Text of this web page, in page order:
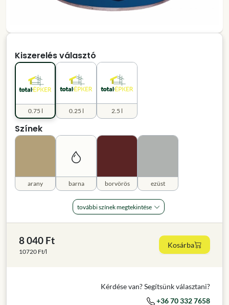
Kiszerelés választó
0.25 l
0.75 l 2.5 l
Színek
arany barna borvörös ezüst
további színek megtekintése
8 040 Ft
10720 Ft/l
Kosárba
Kérdése van? Segítsünk választani?
+36 70 332 7658